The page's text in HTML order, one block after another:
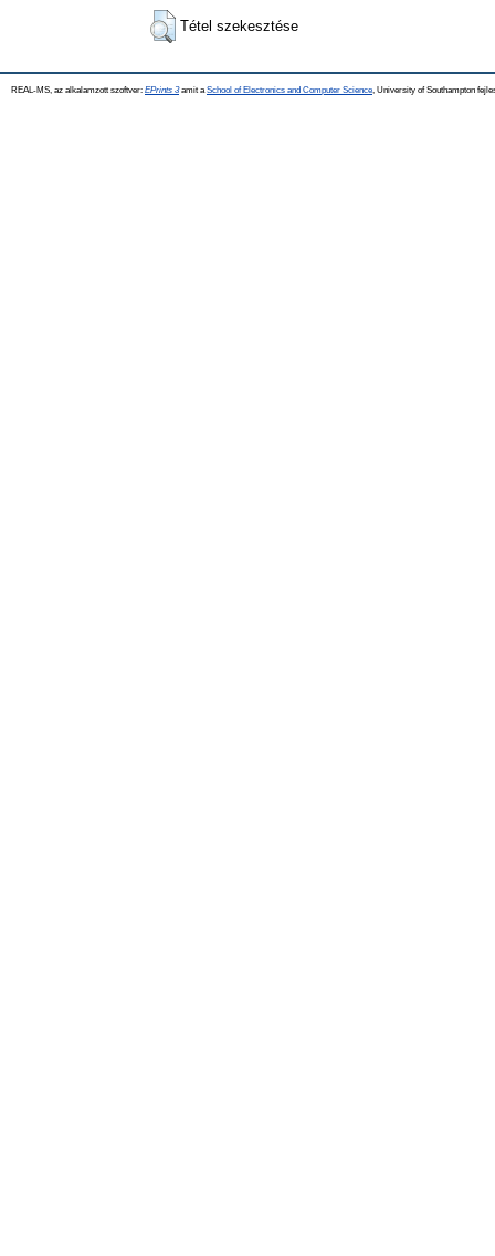
Tétel szekesztése
REAL-MS, az alkalamzott szoftver: EPrints 3amit a School of Electronics and Computer Science , University of Southampton